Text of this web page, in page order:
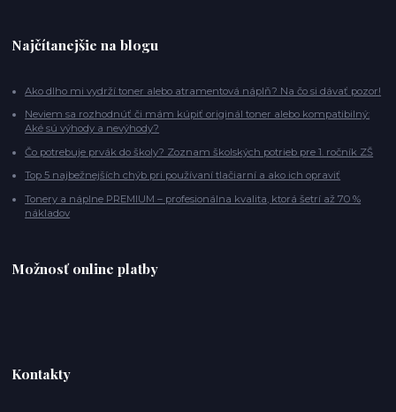
Najčítanejšie na blogu
Ako dlho mi vydrží toner alebo atramentová náplň? Na čo si dávať pozor!
Neviem sa rozhodnúť či mám kúpiť originál toner alebo kompatibilný:
Aké sú výhody a nevýhody?
Čo potrebuje prvák do školy? Zoznam školských potrieb pre 1. ročník ZŠ
Top 5 najbežnejších chýb pri používaní tlačiarní a ako ich opraviť
Tonery a náplne PREMIUM – profesionálna kvalita, ktorá šetrí až 70 %
nákladov
Možnosť online platby
Kontakty